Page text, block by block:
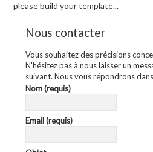
please build your template...
Nous contacter
Vous souhaitez des précisions
N'hésitez pas à nous laisser un
suivant. Nous vous répondrons
Nom (requis)
Email (requis)